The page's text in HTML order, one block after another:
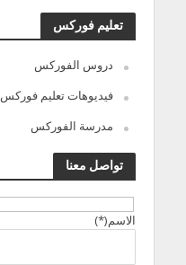
تعليم فوركس
دروس الفوركس
فيديوهات تعليم فوركس
مدرسة الفوركس
تواصل معنا
الاسم(*)